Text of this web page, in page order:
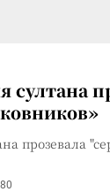
султана
прозевала
80